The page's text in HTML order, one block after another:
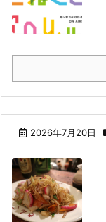
2026年7月20日